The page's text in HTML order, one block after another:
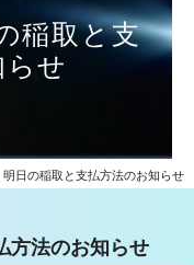
稲取と支
せ
日の稲取と支払方法のお知らせ
方法のお知らせ